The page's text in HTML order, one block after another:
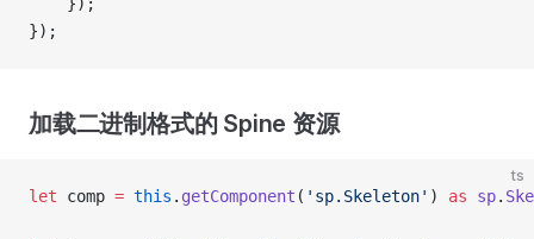
});
加载二进制格式的 Spine 资源
ts
let comp = this . getComponent ( 'sp.Skeleton' ) as sp.